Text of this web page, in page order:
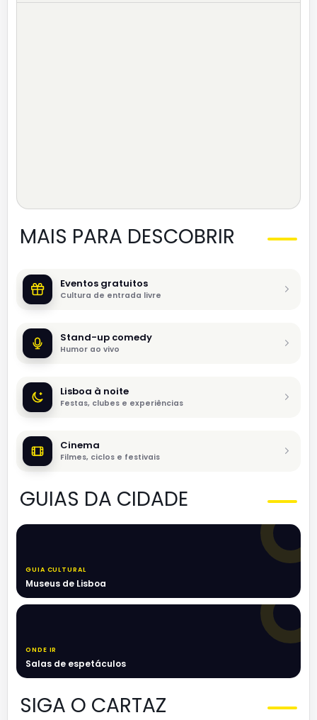
MAIS PARA DESCOBRIR
Eventos gratuitos
Cultura de entrada livre
Stand-up comedy
Humor ao vivo
Lisboa à noite
Festas, clubes e experiências
Cinema
Filmes, ciclos e festivais
GUIAS DA CIDADE
GUIA CULTURAL
Museus de Lisboa
ONDE IR
Salas de espetáculos
SIGA O CARTAZ